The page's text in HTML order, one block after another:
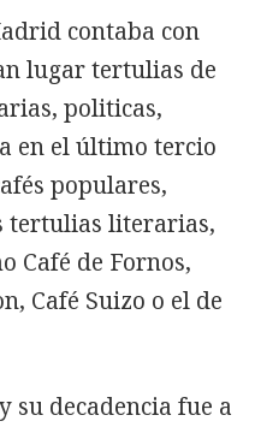
contaba con
lugar tertulias de
politicas,
en el último tercio
populares,
tertulias literarias,
Café de Fornos,
Café Suizo o el de
su decadencia fue a